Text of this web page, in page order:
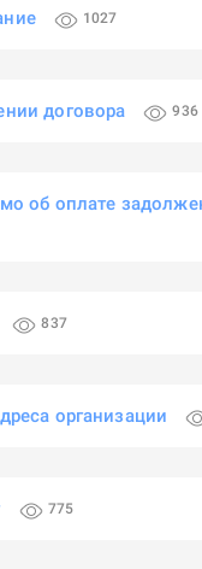
1027
договора 936
об оплате
837
организации
775